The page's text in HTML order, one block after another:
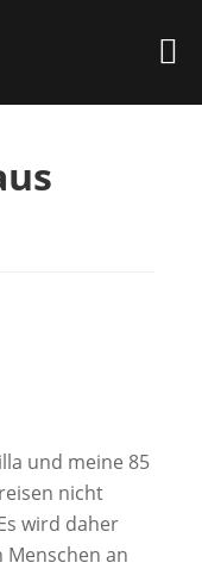
und meine 85
nicht
wird daher
Menschen an